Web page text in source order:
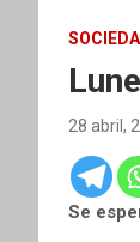
28 abril,
Se